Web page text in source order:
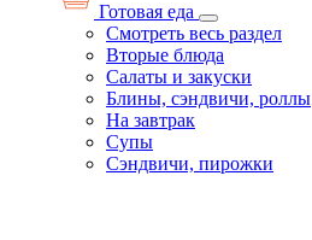
Готовая еда
Смотреть весь раздел
Вторые блюда
Салаты и закуски
Блины, сэндвичи, роллы
На завтрак
Супы
Сэндвичи, пирожки